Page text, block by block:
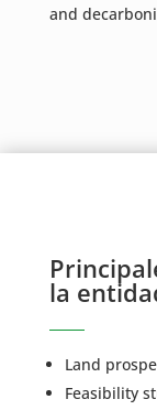
and
la
Land
Feasibility